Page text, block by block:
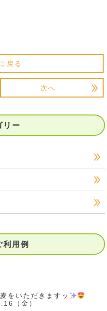
戻る
次へ
リー
利用例
をいただきますッ
（金）